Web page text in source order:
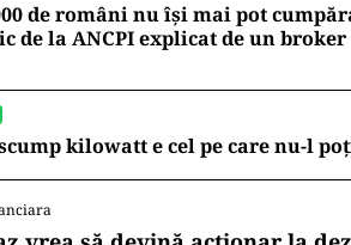
de români nu își mai pot
de la ANCPI explicat de un broker
kilowatt e cel pe care nu-l